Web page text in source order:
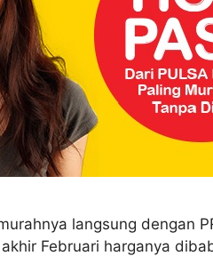
langsung dengan
Februari harganya